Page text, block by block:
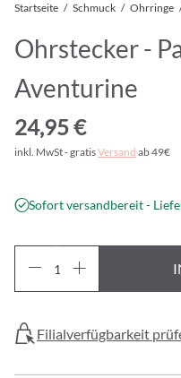
Startseite / Schmuck / Ohrringe
Ohrstecker -
Aventurine
24,95 €
inkl. MwSt - gratisVersand ab 49€
Sofort versandbereit -
Filialverfügbarkeit